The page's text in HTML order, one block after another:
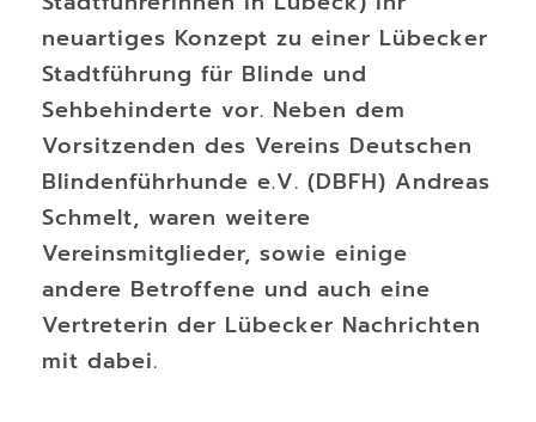
neuartiges Konzept zu einer Lübecker
Stadtführung für Blinde und
Sehbehinderte vor. Neben dem
Vorsitzenden des Vereins Deutschen
Blindenführhunde e.V. (DBFH) Andreas
Schmelt, waren weitere
Vereinsmitglieder, sowie einige
andere Betroffene und auch eine
Vertreterin der Lübecker Nachrichten
mit dabei.